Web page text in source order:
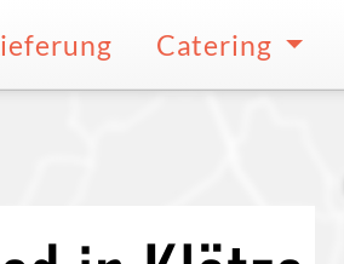
Catering